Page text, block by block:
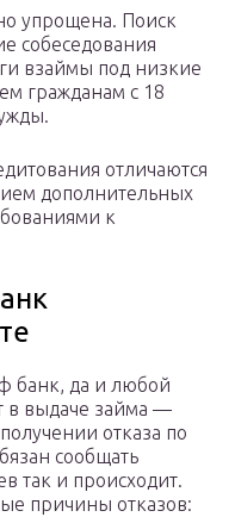
упрощена. Поиск
собеседования
взаймы под низкие
гражданам с 18
отличаются
дополнительных
к
банк, да и любой
в выдаче займа —
отказа по
сообщать
так и происходит.
причины отказов: